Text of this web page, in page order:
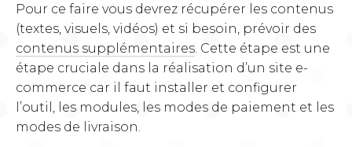
Pour ce faire vous devrez récupérer les contenus
(textes, visuels, vidéos) et si besoin, prévoir des
contenus supplémentaires . Cette étape est une
étape cruciale dans la réalisation d’un site e-
commerce car il faut installer et configurer
l’outil, les modules, les modes de paiement et les
modes de livraison.